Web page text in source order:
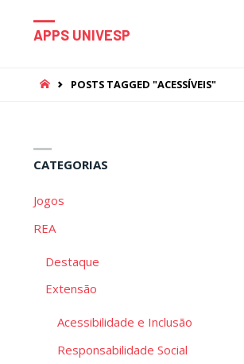
APPS UNIVESP
HOMEPOSTS TAGGED "ACESSÍVEIS"
CATEGORIAS
Jogos
REA
Destaque
Extensão
Acessibilidade e Inclusão
Responsabilidade Social